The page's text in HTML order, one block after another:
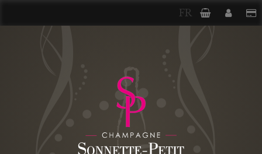
FR